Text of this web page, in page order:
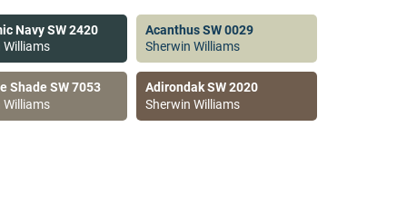
Navy SW 2420
Williams
Acanthus SW 0029
Sherwin Williams
Shade SW 7053
Williams
Adirondak SW 2020
Sherwin Williams